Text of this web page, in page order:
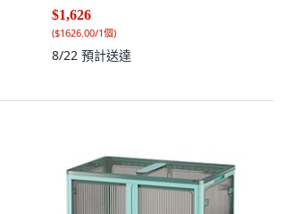
$1,626
($1626.00/1個)
8/22 預計送達